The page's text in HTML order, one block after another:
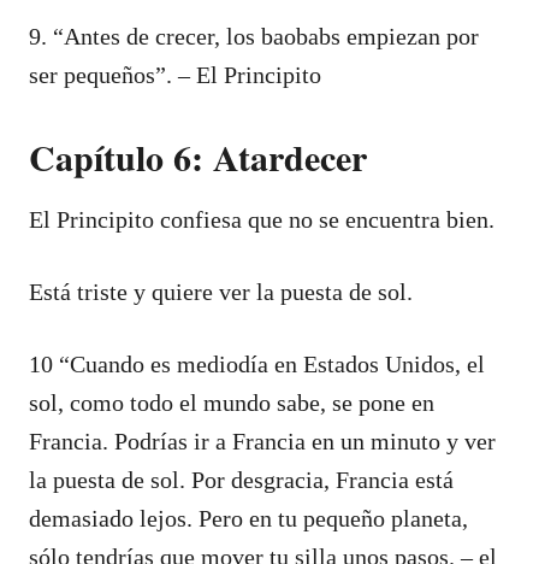
9. “Antes de crecer, los baobabs empiezan por
ser pequeños”. – El Principito
Capítulo 6: Atardecer
El Principito confiesa que no se encuentra bien.
Está triste y quiere ver la puesta de sol.
10 “Cuando es mediodía en Estados Unidos, el
sol, como todo el mundo sabe, se pone en
Francia. Podrías ir a Francia en un minuto y ver
la puesta de sol. Por desgracia, Francia está
demasiado lejos. Pero en tu pequeño planeta,
sólo tendrías que mover tu silla unos pasos. – el